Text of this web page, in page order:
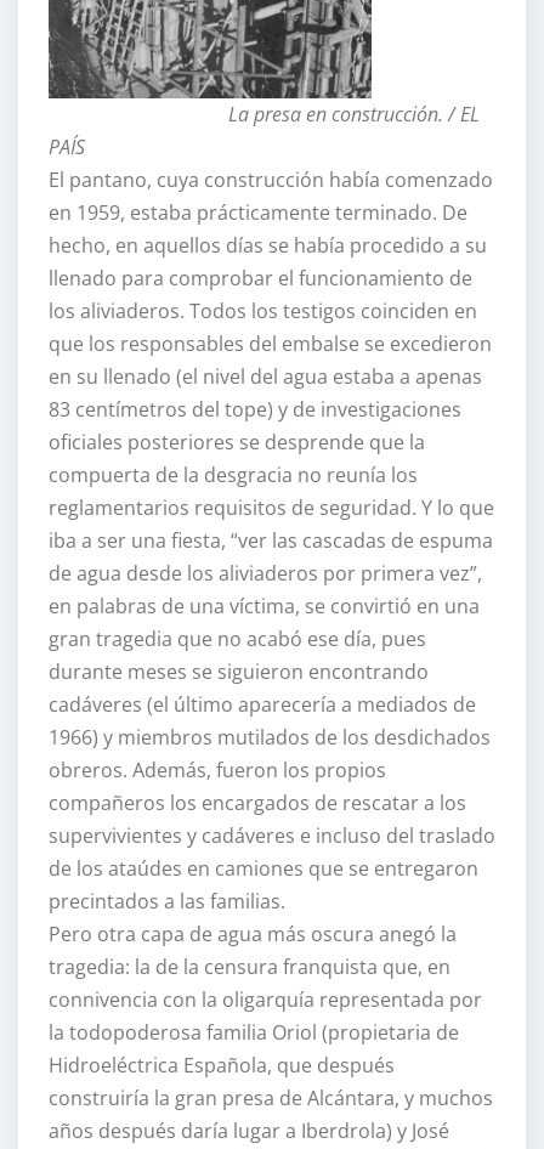
La presa en construcción. /EL
PAÍS
El pantano, cuya construcción había comenzado
en 1959, estaba prácticamente terminado. De
hecho, en aquellos días se había procedido a su
llenado para comprobar el funcionamiento de
los aliviaderos. Todos los testigos coinciden en
que los responsables del embalse se excedieron
en su llenado (el nivel del agua estaba a apenas
83 centímetros del tope) y de investigaciones
oficiales posteriores se desprende que la
compuerta de la desgracia no reunía los
reglamentarios requisitos de seguridad. Y lo que
iba a ser una fiesta, “ver las cascadas de espuma
de agua desde los aliviaderos por primera vez”,
en palabras de una víctima, se convirtió en una
gran tragedia que no acabó ese día, pues
durante meses se siguieron encontrando
cadáveres (el último aparecería a mediados de
1966) y miembros mutilados de los desdichados
obreros. Además, fueron los propios
compañeros los encargados de rescatar a los
supervivientes y cadáveres e incluso del traslado
de los ataúdes en camiones que se entregaron
precintados a las familias.
Pero otra capa de agua más oscura anegó la
tragedia: la de la censura franquista que, en
connivencia con la oligarquía representada por
la todopoderosa familia Oriol (propietaria de
Hidroeléctrica Española, que después
construiría la gran presa de Alcántara, y muchos
años después daría lugar a Iberdrola) y José